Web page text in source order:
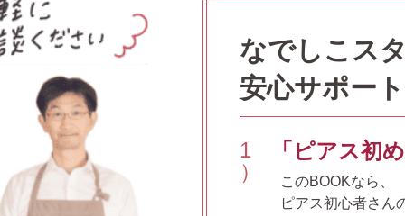
なでしこス
安心サポート
1
）
「ピアス初
このBOOKなら、
ピアス初心者さん